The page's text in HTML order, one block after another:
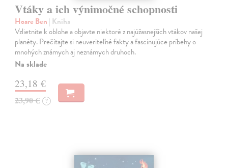
Vtáky a ich výnimočné schopnosti
Hoare Ben | Kniha
Vzlietnite k oblohe a objavte niektoré z najúžasnejších vtákov našej
planéty. Prečítajte si neuveriteľné fakty a fascinujúce príbehy o
mnohých známych aj neznámych druhoch.
Na sklade
23,18 €
23,90 € ?